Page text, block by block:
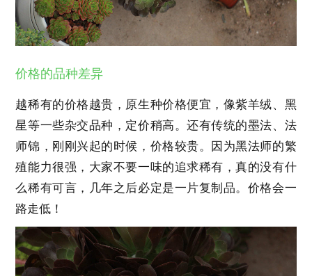
价格的品种差异
越稀有的价格越贵，原生种价格便宜，像紫羊绒、黑
星等一些杂交品种，定价稍高。还有传统的墨法、法
师锦，刚刚兴起的时候，价格较贵。因为黑法师的繁
殖能力很强，大家不要一味的追求稀有，真的没有什
么稀有可言，几年之后必定是一片复制品。价格会一
路走低！